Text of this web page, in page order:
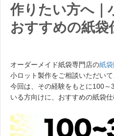
作りたい方へ｜
おすすめの紙袋
オーダーメイド紙袋専門店の紙
小ロット製作をご相談いただいて
今回は、その経験をもとに100
いる方向けに、おすすめの紙袋仕